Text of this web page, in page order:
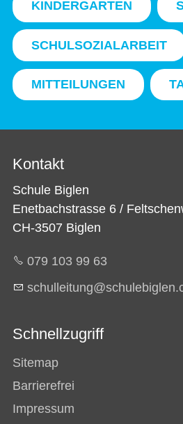
KINDERGARTEN
SCHULSOZIALARBEIT
MITTEILUNGEN
Kontakt
Schule Biglen
Enetbachstrasse 6 /
CH-3507 Biglen
079 103 99 63
sch ll t ng sch l b gl n
Schnellzugriff
Sitemap
Barrierefrei
Impressum